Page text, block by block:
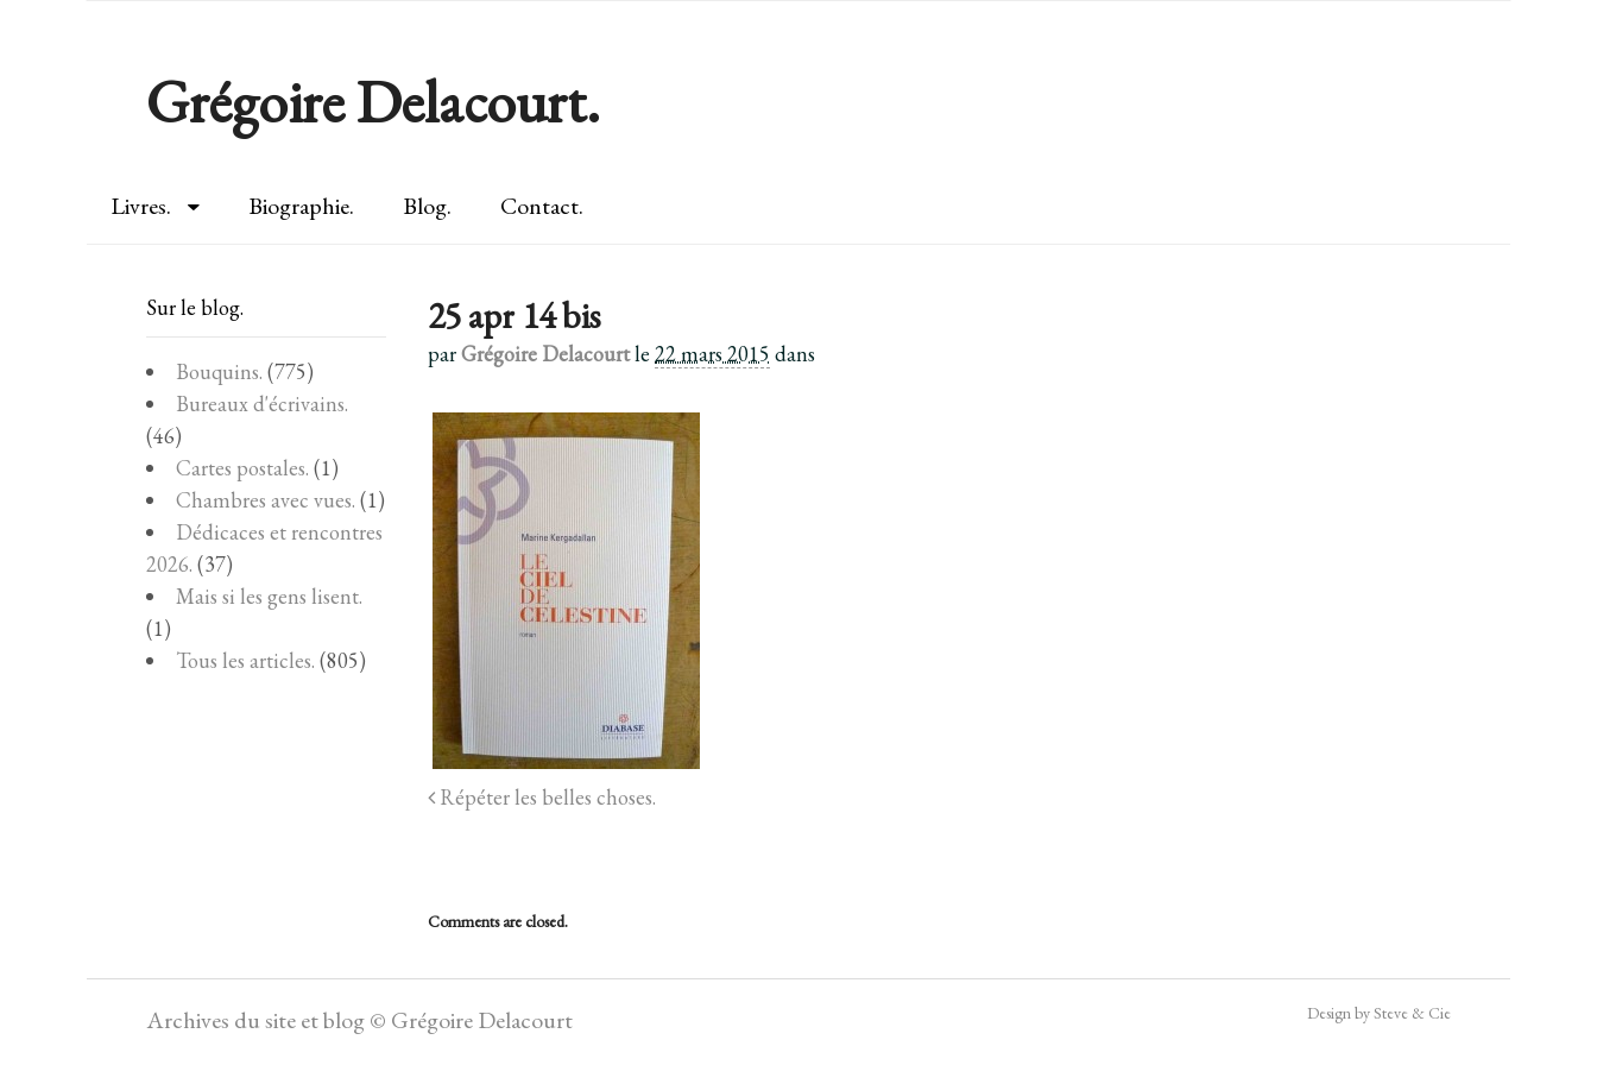
Grégoire Delacourt.
Livres. Biographie. Blog. Contact.
25 apr 14 bis
parGrégoire Delacourtle 22 mars 2015 dans
Répéter les belles choses.
Comments are closed.
Sur le blog.
Bouquins. (775)
Bureaux d'écrivains.
(46)
Cartes postales. (1)
Chambres avec vues. (1)
Dédicaces et rencontres
2026. (37)
Mais si les gens lisent.
(1)
Tous les articles. (805)
Archives du site et blog © Grégoire Delacourt Design by Steve & Cie